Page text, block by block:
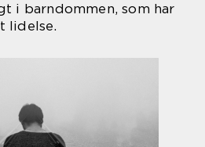
i barndommen, som har
lidelse.